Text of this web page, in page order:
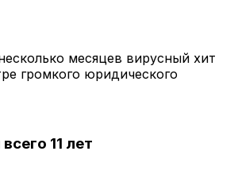
месяцев вирусный хит
громкого юридического
11 лет